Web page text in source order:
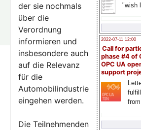
"wish
2022-07-11 12:00
Call for
phase #4 of
OPC UA
support
der sie nochmals
über die
Verordnung
informieren und
insbesondere auch
auf die Relevanz
für die
Automobilindustrie
eingehen werden.
Die Teilnehmenden